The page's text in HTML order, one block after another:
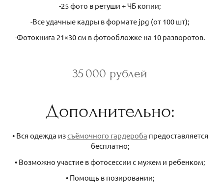
-25 фото в ретуши + ЧБ копии;
-Все удачные кадры в формате jpg (от 100 шт);
-Фотокнига 21×30 см в фотообложке на 10 разворотов.
35 000 рублей
Дополнительно:
• Вся одежда изсъёмочного гардероба предоставляется
бесплатно;
• Возможно участие в фотосессии с мужем и ребенком;
• Помощь в позировании;